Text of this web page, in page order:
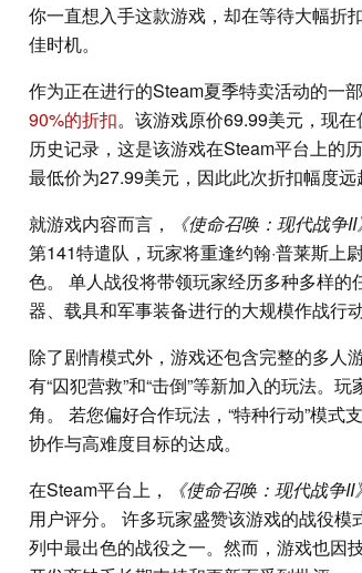
你一直想入手这款游戏，却在等待大幅折
佳时机。
作为正在进行的Steam夏季特卖活动的一部
90%的折扣。该游戏原价69.99美元，现在
历史记录，这是该游戏在Steam平台上的
最低价为27.99美元，因此此次折扣幅度远
就游戏内容而言，
《使命召唤：现代战争II
第141特遣队，玩家将重逢约翰·普莱斯上
色。 单人战役将带领玩家经历多种多样
器、载具和军事装备进行的大规模作战行动
除了剧情模式外，游戏还包含完整的多人
有“囚犯营救”和“击倒”等新加入的玩法。
角。 若您偏好合作玩法，“特种行动”模式
协作与高难度目标的达成。
在Steam平台上，
《使命召唤：现代战争II
用户评分。 许多玩家盛赞该游戏的战役
列中最出色的战役之一。然而，游戏也因